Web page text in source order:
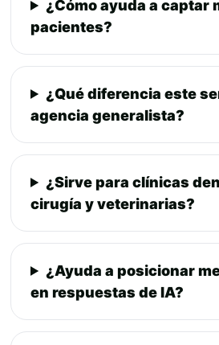
¿Cómo ayuda a captar
pacientes?
¿Qué diferencia este
agencia generalista?
¿Sirve para clínicas
cirugía y veterinarias?
¿Ayuda a posicionar
en respuestas de IA?